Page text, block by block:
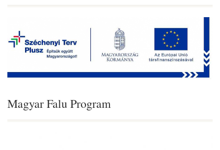
Magyar Falu Program